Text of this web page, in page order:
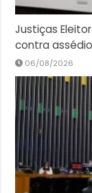
Justiças
contra assédio
06/08/2026